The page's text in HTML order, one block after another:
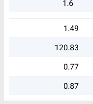
1.6
1.49
120.83
0.77
0.87